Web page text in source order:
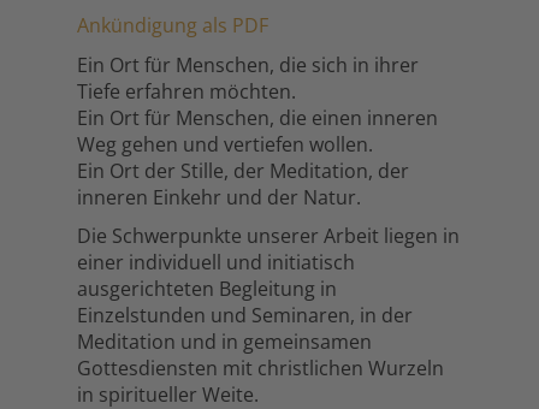
Ankündigung als PDF
Ein Ort für Menschen, die sich in ihrer
Tiefe erfahren möchten.
Ein Ort für Menschen, die einen inneren
Weg gehen und vertiefen wollen.
Ein Ort der Stille, der Meditation, der
inneren Einkehr und der Natur.
Die Schwerpunkte unserer Arbeit liegen in
einer individuell und initiatisch
ausgerichteten Begleitung in
Einzelstunden und Seminaren, in der
Meditation und in gemeinsamen
Gottesdiensten mit christlichen Wurzeln
in spiritueller Weite.